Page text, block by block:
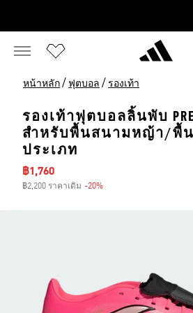
หน้าหลัก / ฟุตบอล / รองเท้า
รองเท้าฟุตบอลลิ้นพับ
สำหรับพื้นสนามหญ้า/พื้
ประเภท
ราคาลด
฿1,760
฿2,200 ราคาเดิม -20%